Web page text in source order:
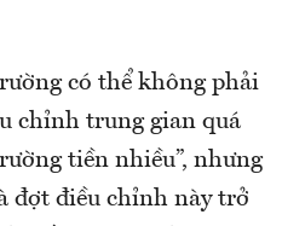
có thể không phải
chỉnh trung gian quá
tiền nhiều”, nhưng
đợt điều chỉnh này trở